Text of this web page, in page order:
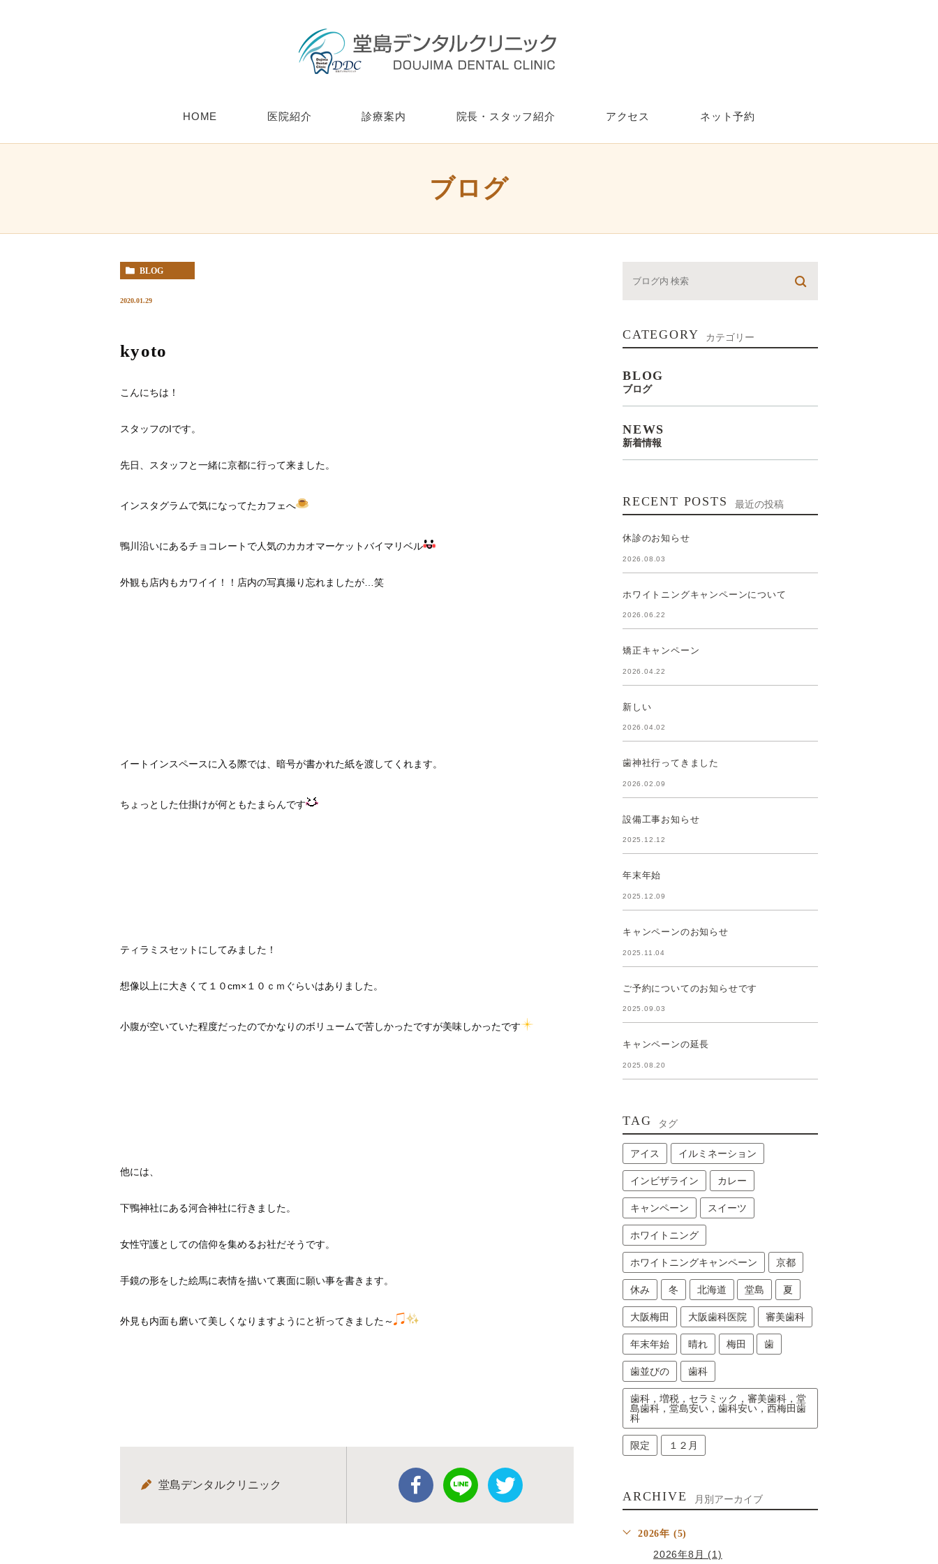
HOME 医院紹介 診療案内 院長・スタッフ紹介 アクセス ネット予約
ブログ
BLOG
2020.01.29
kyoto
こんにちは！
スタッフのIです。
先日、スタッフと一緒に京都に行って来ました。
インスタグラムで気になってたカフェへ
鴨川沿いにあるチョコレートで人気のカカオマーケットバイマリベル
外観も店内もカワイイ！！店内の写真撮り忘れましたが…笑
イートインスペースに入る際では、暗号が書かれた紙を渡してくれます。
ちょっとした仕掛けが何ともたまらんです
ティラミスセットにしてみました！
想像以上に大きくて１０cm×１０ｃｍぐらいはありました。
小腹が空いていた程度だったのでかなりのボリュームで苦しかったですが美味しかったです
他には、
下鴨神社にある河合神社に行きました。
女性守護としての信仰を集めるお社だそうです。
手鏡の形をした絵馬に表情を描いて裏面に願い事を書きます。
外見も内面も磨いて美しくなりますようにと祈ってきました～
堂島デンタルクリニック
CATEGORY カテゴリー
BLOG
ブログ
NEWS
新着情報
RECENT POSTS 最近の投稿
休診のお知らせ
2026.08.03
ホワイトニングキャンペーンについて
2026.06.22
矯正キャンペーン
2026.04.22
新しい
2026.04.02
歯神社行ってきました
2026.02.09
設備工事お知らせ
2025.12.12
年末年始
2025.12.09
キャンペーンのお知らせ
2025.11.04
ご予約についてのお知らせです
2025.09.03
キャンペーンの延長
2025.08.20
TAG タグ
アイス イルミネーション
インビザライン カレー
キャンペーン スイーツ
ホワイトニング
ホワイトニングキャンペーン 京都
休み 冬 北海道 堂島 夏
大阪梅田 大阪歯科医院 審美歯科
年末年始 晴れ 梅田 歯
歯並びの 歯科
歯科，増税，セラミック，審美歯科，堂
島歯科，堂島安い，歯科安い，西梅田歯
科
限定 １２月
ARCHIVE 月別アーカイブ
2026年 (5)
2026年8月 (1)